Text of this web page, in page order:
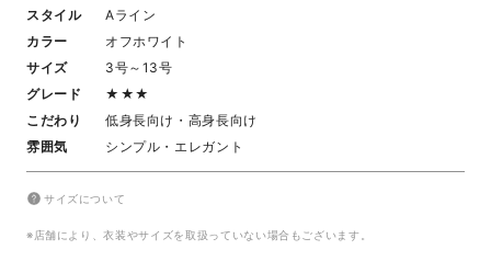
スタイル
Aライン
カラー
オフホワイト
サイズ
3号～13号
グレード
★★★
こだわり
低身長向け・高身長向け
雰囲気
シンプル・エレガント
サイズについて
※店舗により、衣装やサイズを取扱っていない場合もございます。